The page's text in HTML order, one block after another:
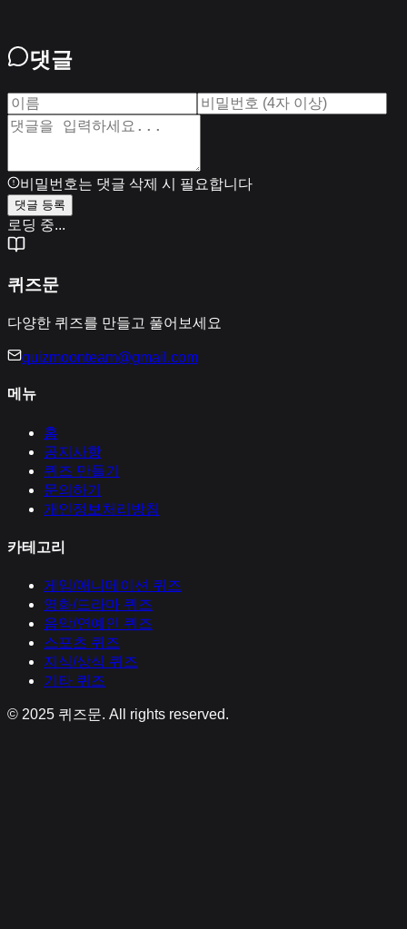
댓글
비밀번호는 댓글 삭제 시 필요합니다
댓글 등록
로딩 중...
퀴즈문
다양한 퀴즈를 만들고 풀어보세요
quizmoonteam@gmail.com
메뉴
홈
공지사항
퀴즈 만들기
문의하기
개인정보처리방침
카테고리
게임/애니메이션 퀴즈
영화/드라마 퀴즈
음악/연예인 퀴즈
스포츠 퀴즈
지식/상식 퀴즈
기타 퀴즈
© 2025 퀴즈문. All rights reserved.